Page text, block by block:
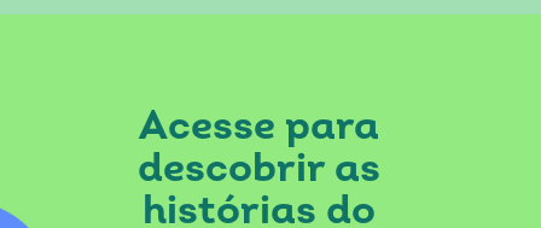
Acesse para
descobrir as
histórias do